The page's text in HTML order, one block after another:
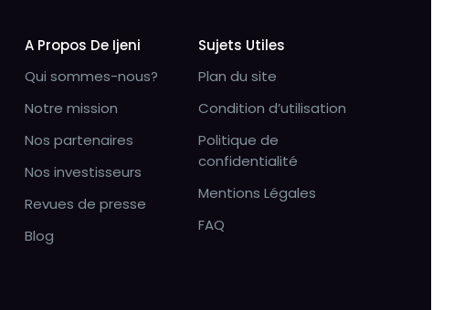
A Propos De Ijeni
Qui sommes-nous?
Notre mission
Nos partenaires
Nos investisseurs
Revues de presse
Blog
Sujets Utiles
Plan du site
Condition d’utilisation
Politique de
confidentialité
Mentions Légales
FAQ